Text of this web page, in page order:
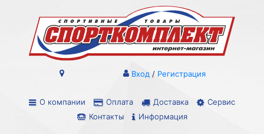
О компании Оплата Доставка
Сервис
Контакты
Информация
Вход / Регистрация